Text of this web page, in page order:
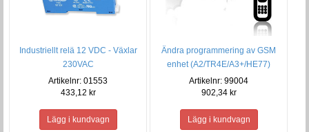
Industriellt relä 12 VDC - Växlar
230VAC
Artikelnr: 01553
433,12 kr
Ändra programmering av GSM
enhet (A2/TR4E/A3+/HE77)
Artikelnr: 99004
902,34 kr